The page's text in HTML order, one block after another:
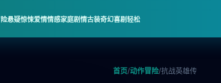
悬疑惊悚爱情情感家庭剧情古装奇幻喜剧轻松
首页/动作冒险/抗战英雄传